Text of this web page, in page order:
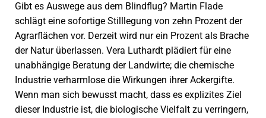
Gibt es Auswege aus dem Blindflug? Martin Flade
schlägt eine sofortige Still­legung von zehn Prozent der
Agrarflächen vor. Derzeit wird nur ein Prozent als Brache
der Natur überlassen. Vera Luthardt plädiert für eine
unabhängige Beratung der Landwirte; die chemische
Industrie verharmlose die Wirkungen ihrer Ackergifte.
Wenn man sich bewusst macht, dass es explizites Ziel
dieser Industrie ist, die biologische Vielfalt zu verringern,